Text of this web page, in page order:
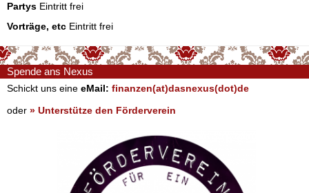
Partys Eintritt frei
Vorträge, etc Eintritt frei
Spende ans Nexus
Schickt uns eine eMail: finanzen(at)dasnexus(dot)de
oder » Unterstütze den Förderverein